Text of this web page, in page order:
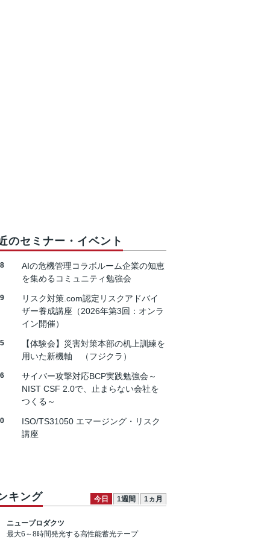
のセミナー・イベント
AIの危機管理コラボルーム企業の知恵
を集めるコミュニティ勉強会
リスク対策.com認定リスクアドバイ
ザー養成講座（2026年第3回：オンラ
イン開催）
【体験会】災害対策本部の机上訓練を
用いた新機軸 （フジクラ）
サイバー攻撃対応BCP実践勉強会～
NIST CSF 2.0で、止まらない会社を
つくる～
ISO/TS31050 エマージング・リスク
講座
キング 今日 1週間 1ヵ月
ニュープロダクツ
最大6～8時間発光する高性能蓄光テープ